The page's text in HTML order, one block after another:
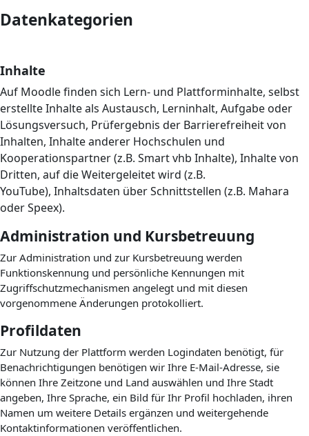
Datenkategorien
Inhalte
Auf Moodle finden sich Lern- und Plattforminhalte, selbst
erstellte Inhalte als Austausch, Lerninhalt, Aufgabe oder
Lösungsversuch, Prüfergebnis der Barrierefreiheit von
Inhalten, Inhalte anderer Hochschulen und
Kooperationspartner (z.B. Smart vhb Inhalte), Inhalte von
Dritten, auf die Weitergeleitet wird (z.B.
YouTube), Inhaltsdaten über Schnittstellen (z.B. Mahara
oder Speex).
Administration und Kursbetreuung
Zur Administration und zur Kursbetreuung werden
Funktionskennung und persönliche Kennungen mit
Zugriffschutzmechanismen angelegt und mit diesen
vorgenommene Änderungen protokolliert.
Profildaten
Zur Nutzung der Plattform werden Logindaten benötigt, für
Benachrichtigungen benötigen wir Ihre E-Mail-Adresse, sie
können Ihre Zeitzone und Land auswählen und Ihre Stadt
angeben, Ihre Sprache, ein Bild für Ihr Profil hochladen, ihren
Namen um weitere Details ergänzen und weitergehende
Kontaktinformationen veröffentlichen.